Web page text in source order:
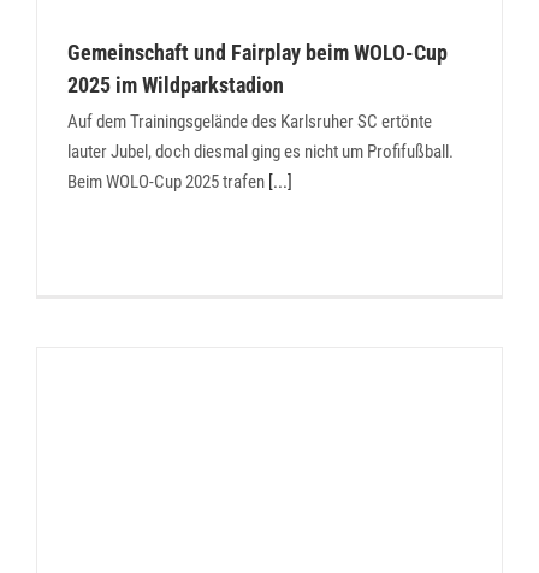
Gemeinschaft und Fairplay beim WOLO-Cup
2025 im Wildparkstadion
Auf dem Trainingsgelände des Karlsruher SC ertönte
lauter Jubel, doch diesmal ging es nicht um Profifußball.
Beim WOLO-Cup 2025 trafen[...]